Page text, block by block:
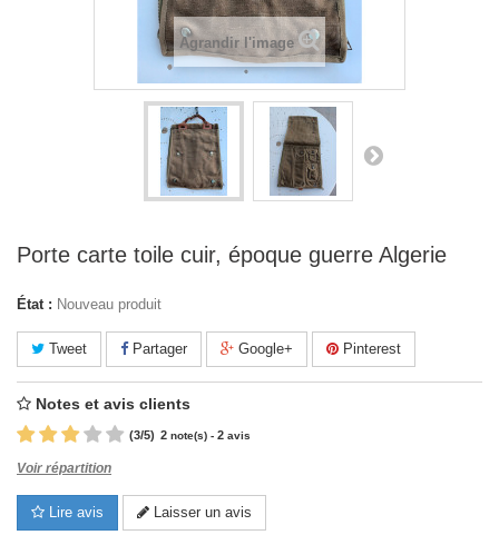
Agrandir l'image
Porte carte toile cuir, époque guerre Algerie
État : Nouveau produit
Tweet Partager Google+ Pinterest
Notes et avis clients
(3/5) 2 note(s) - 2 avis
Voir répartition
Lire avis Laisser un avis